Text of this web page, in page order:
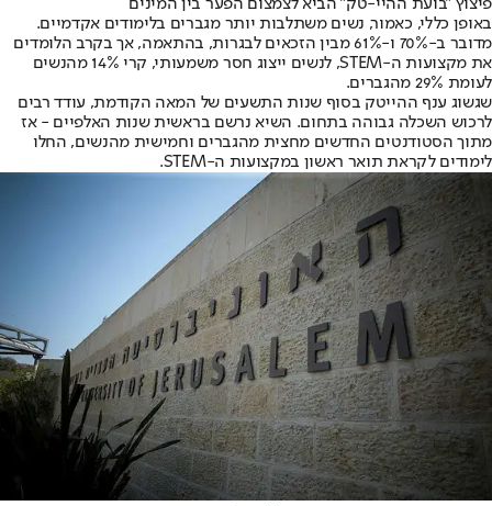
פיצוץ "בועת ההיי-טק" הביא לצמצום הפער בין המינים
באופן כללי, כאמור, נשים משתלבות יותר מגברים בלימודים אקדמיים.
מדובר ב-70% ו-61% מבין הזכאים לבגרות, בהתאמה, אך בקרב הלומדים
את מקצועות ה-STEM, לנשים ייצוג חסר משמעותי, קרי 14% מהנשים
לעומת 29% מהגברים.
שגשוג ענף ההייטק בסוף שנות התשעים של המאה הקודמת, עודד רבים
לרכוש השכלה גבוהה בתחום. השיא נרשם בראשית שנות האלפיים - אז
מתוך הסטודנטים החדשים מחצית מהגברים וחמישית מהנשים, החלו
לימודים לקראת תואר ראשון במקצועות ה-STEM.